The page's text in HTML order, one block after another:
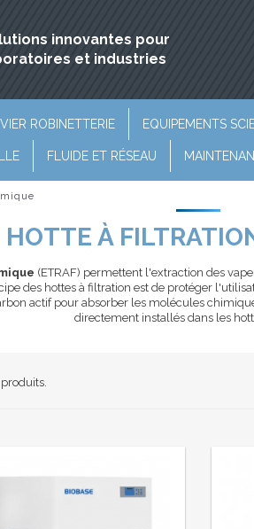
innovantes pour
et industries
ROBINETTERIE EQUIPEMENTS
FLUIDE ET RÉSEAU
HOTTE À
(ETRAF) permettent l'extraction des
des hottes à filtration est de protéger
actif pour absorber les molécules
directement installés dans les